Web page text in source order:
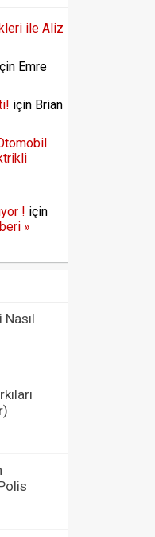
ile Aliz
Emre
için Brian
! için
»